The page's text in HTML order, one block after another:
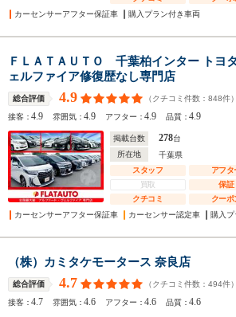
カーセンサーアフター保証車
購入プラン付き車両
ＦＬＡＴＡＵＴＯ 千葉柏インター トヨ
ェルファイア修復歴なし専門店
総合評価 4.9 （クチコミ件数： 848件）
接客：4.9 雰囲気：4.9 アフター：4.9 品質：4.9
掲載台数 278台
所在地
千葉県
スタッフ
アフタ
買取
保証
クチコミ
クーポ
カーセンサーアフター保証車
カーセンサー認定車 購入
（株）カミタケモータース 奈良店
総合評価 4.7 （クチコミ件数： 494件）
接客：4.7 雰囲気：4.6 アフター：4.6 品質：4.6